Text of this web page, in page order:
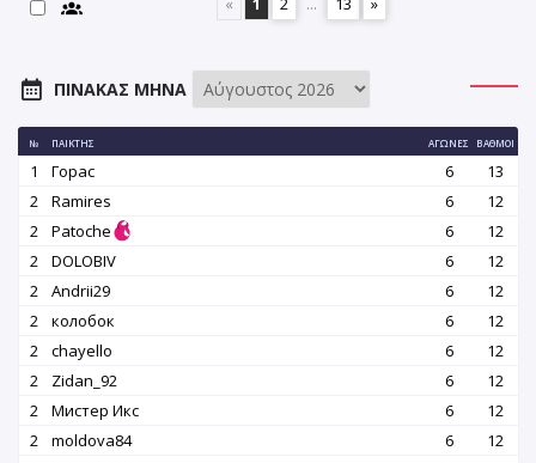
ΠΊΝΑΚΑΣ ΜΉΝΑ
№ ΠΑΊΚΤΗΣ ΑΓΏΝΕΣ ΒΑΘΜΟΊ
1 Горас 6
13
2
Ramires 6
12
2
Patoche 6
12
2
DOLOBIV 6
12
2
Andrii29 6
12
2
колобок 6
12
2
chayello 6
12
2
Zidan_92 6
12
2
Мистер Икс 6
12
2
moldova84 6
12